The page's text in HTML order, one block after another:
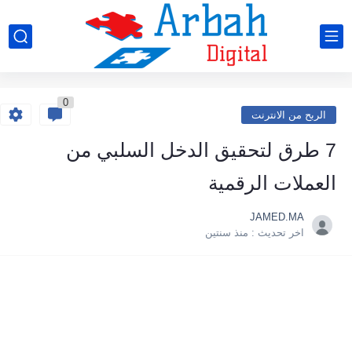
الربح من الانترنت
0
7 طرق لتحقيق الدخل السلبي من
العملات الرقمية
JAMED.MA
اخر تحديث : منذ سنتين